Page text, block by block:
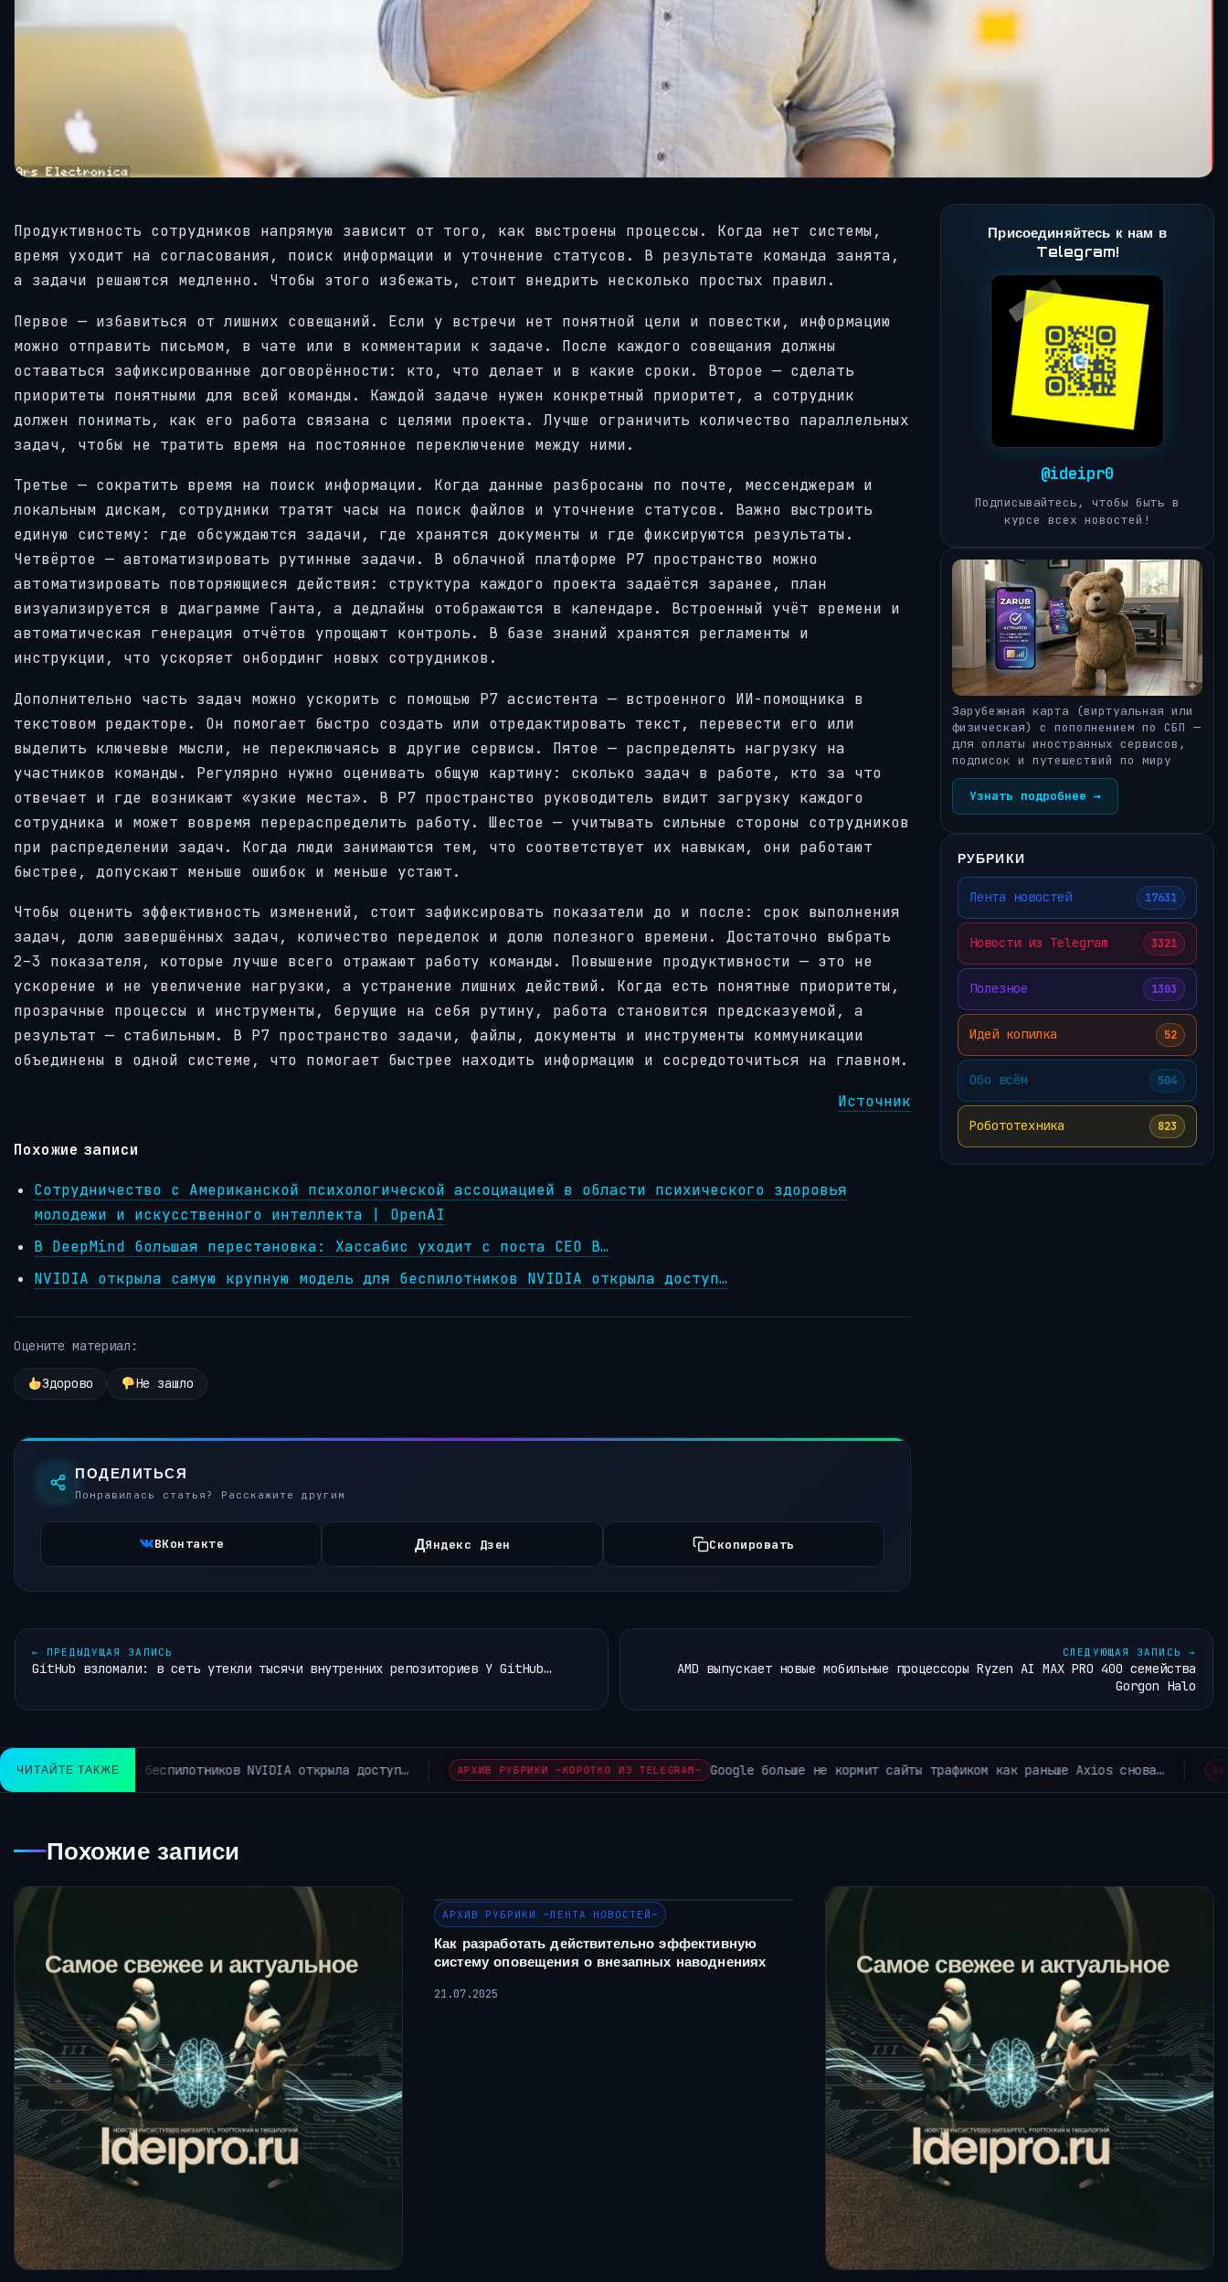
Продуктивность сотрудников напрямую зависит от того, как выстроены процессы. Когда нет системы,
время уходит на согласования, поиск информации и уточнение статусов. В результате команда занята,
а задачи решаются медленно. Чтобы этого избежать, стоит внедрить несколько простых правил.
Первое — избавиться от лишних совещаний. Если у встречи нет понятной цели и повестки, информацию
можно отправить письмом, в чате или в комментарии к задаче. После каждого совещания должны
оставаться зафиксированные договорённости: кто, что делает и в какие сроки. Второе — сделать
приоритеты понятными для всей команды. Каждой задаче нужен конкретный приоритет, а сотрудник
должен понимать, как его работа связана с целями проекта. Лучше ограничить количество параллельных
задач, чтобы не тратить время на постоянное переключение между ними.
Третье — сократить время на поиск информации. Когда данные разбросаны по почте, мессенджерам и
локальным дискам, сотрудники тратят часы на поиск файлов и уточнение статусов. Важно выстроить
единую систему: где обсуждаются задачи, где хранятся документы и где фиксируются результаты.
Четвёртое — автоматизировать рутинные задачи. В облачной платформе Р7 пространство можно
автоматизировать повторяющиеся действия: структура каждого проекта задаётся заранее, план
визуализируется в диаграмме Ганта, а дедлайны отображаются в календаре. Встроенный учёт времени и
автоматическая генерация отчётов упрощают контроль. В базе знаний хранятся регламенты и
инструкции, что ускоряет онбординг новых сотрудников.
Дополнительно часть задач можно ускорить с помощью Р7 ассистента — встроенного ИИ-помощника в
текстовом редакторе. Он помогает быстро создать или отредактировать текст, перевести его или
выделить ключевые мысли, не переключаясь в другие сервисы. Пятое — распределять нагрузку на
участников команды. Регулярно нужно оценивать общую картину: сколько задач в работе, кто за что
отвечает и где возникают «узкие места». В Р7 пространство руководитель видит загрузку каждого
сотрудника и может вовремя перераспределить работу. Шестое — учитывать сильные стороны сотрудников
при распределении задач. Когда люди занимаются тем, что соответствует их навыкам, они работают
быстрее, допускают меньше ошибок и меньше устают.
Чтобы оценить эффективность изменений, стоит зафиксировать показатели до и после: срок выполнения
задач, долю завершённых задач, количество переделок и долю полезного времени. Достаточно выбрать
2–3 показателя, которые лучше всего отражают работу команды. Повышение продуктивности — это не
ускорение и не увеличение нагрузки, а устранение лишних действий. Когда есть понятные приоритеты,
прозрачные процессы и инструменты, берущие на себя рутину, работа становится предсказуемой, а
результат — стабильным. В Р7 пространство задачи, файлы, документы и инструменты коммуникации
объединены в одной системе, что помогает быстрее находить информацию и сосредоточиться на главном.
Источник
Похожие записи
Сотрудничество с Американской психологической ассоциацией в области психического здоровья
молодежи и искусственного интеллекта | OpenAI
В DeepMind большая перестановка: Хассабис уходит с поста CEO В…
NVIDIA открыла самую крупную модель для беспилотников NVIDIA открыла доступ…
Оцените материал:
Здорово Не зашло
ПОДЕЛИТЬСЯ
Понравилась статья? Расскажите другим
ВКонтакте ДЯндекс Дзен Скопировать
Присоединяйтесь к нам в
Telegram!
@ideipr0
Подписывайтесь, чтобы быть в
курсе всех новостей!
Зарубежная карта (виртуальная или
физическая) с пополнением по СБП —
для оплаты иностранных сервисов,
подписок и путешествий по миру
Узнать подробнее →
РУБРИКИ
Лента новостей 17631
Новости из Telegram 3321
Полезное 1303
Идей копилка 52
Обо всём 504
Робототехника 823
← ПРЕДЫДУЩАЯ ЗАПИСЬ
GitHub взломали: в сеть утекли тысячи внутренних репозиториев У GitHub…
СЛЕДУЮЩАЯ ЗАПИСЬ →
AMD выпускает новые мобильные процессоры Ryzen AI MAX PRO 400 семейства
Gorgon Halo
ЧИТАЙТЕ ТАКЖЕ
АРХИВ РУБРИКИ ~КОРОТКО ИЗ TELEGRAM~ Google больше не кормит сайты трафиком как раньше Axios снова… АРХИВ РУБРИКИ ~КОРОТКО ИЗ TELEGRAM~ ИИ уже стал нормой
Похожие записи
АРХИВ РУБРИКИ ~ЛЕНТА НОВОСТЕЙ~
Как разработать действительно эффективную
систему оповещения о внезапных наводнениях
21.07.2025